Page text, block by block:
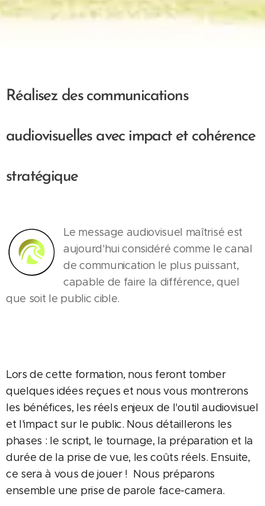
Réalisez des communications
audiovisuelles avec impact et cohérence
stratégique
Le message audiovisuel maîtrisé est
aujourd'hui considéré comme le canal
de communication le plus puissant,
capable de faire la différence, quel
que soit le public cible.
Lors de cette formation, nous feront tomber
quelques idées reçues et nous vous montrerons
les bénéfices, les réels enjeux de l'outil audiovisuel
et l'impact sur le public. Nous détaillerons les
phases : le script, le tournage, la préparation et la
durée de la prise de vue, les coûts réels. Ensuite,
ce sera à vous de jouer ! Nous préparons
ensemble une prise de parole face-camera.